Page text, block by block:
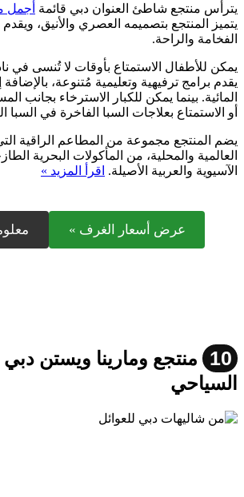
يترأس منتجع شاطئ العنوان دبي قائمة أجمل
يتميز المنتجع بتصميمه العصري والأنيق،
الفخامة والراحة.
يمكن للأطفال الاستمتاع بأوقات لا تُنسى في
يقدم برامج ترفيهية وتعليمية مُتنوعة،
المائية. بينما يمكن للكبار الاسترخاء بجانب
أو الاستمتاع بعلاجات السبا الفاخرة في السبا
يضم المنتجع مجموعة من المطاعم الراقية
العالمية والمحلية، من المأكولات البحرية
الآسيوية والعربية الأصيلة. اقرأ المزيد »
عرض أسعار الغرف »
10
منتجع ومارينا ويستن
السياحي